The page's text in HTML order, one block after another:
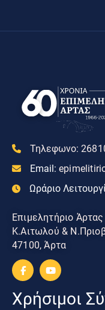
Τηλεφωνο:
Email:
Ωράριο
Επιμελητήριο Άρτας
Κ.Αιτωλού &
47100, Άρτα
Χρήσιμοι